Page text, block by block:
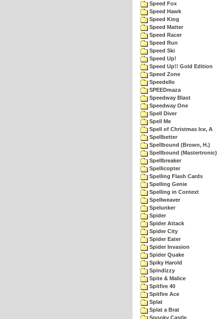
Speed Fox
Speed Hawk
Speed King
Speed Matter
Speed Racer
Speed Run
Speed Ski
Speed Up!
Speed Up!! Gold Edition
Speed Zone
Speedello
SPEEDmaza
Speedway Blast
Speedway One
Spell Diver
Spell Me
Spell of Christmas Ice, A
Spellbetter
Spellbound (Brown, H.)
Spellbound (Mastertronic)
Spellbreaker
Spellicopter
Spelling Flash Cards
Spelling Genie
Spelling in Context
Spellweaver
Spelunker
Spider
Spider Attack
Spider City
Spider Eater
Spider Invasion
Spider Quake
Spiky Harold
Spindizzy
Spite & Malice
Spitfire 40
Spitfire Ace
Splat
Splat a Brat
Spooky Castle